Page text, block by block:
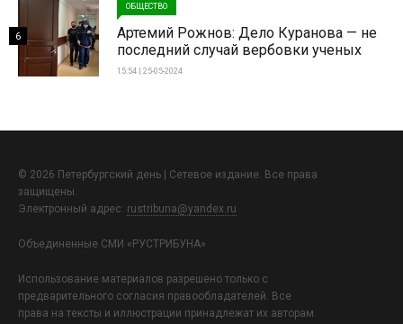
ОБЩЕСТВО
Артемий Рожнов: Дело Куранова — не
последний случай вербовки ученых
15:54 | 25-05-2024
6
© 2026 Петербургский день | Сетевое издание. Все права
защищены.
Электронный адрес: rustribuna@yandex.ru
Объединенные СМИ «РУСТРИБУНА»
Использование материалов разрешено только с
предварительного согласия правообладателей. Все
права на тексты и иллюстрации принадлежат их авторам.